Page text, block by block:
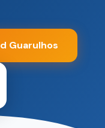
Guarulhos